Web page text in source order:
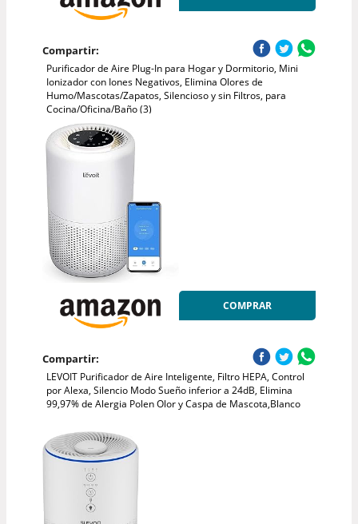
Compartir:
Purificador de Aire Plug-In para Hogar y Dormitorio, Mini
Ionizador con Iones Negativos, Elimina Olores de
Humo/Mascotas/Zapatos, Silencioso y sin Filtros, para
Cocina/Oficina/Baño (3)
COMPRAR
Compartir:
LEVOIT Purificador de Aire Inteligente, Filtro HEPA, Control
por Alexa, Silencio Modo Sueño inferior a 24dB, Elimina
99,97% de Alergia Polen Olor y Caspa de Mascota,Blanco